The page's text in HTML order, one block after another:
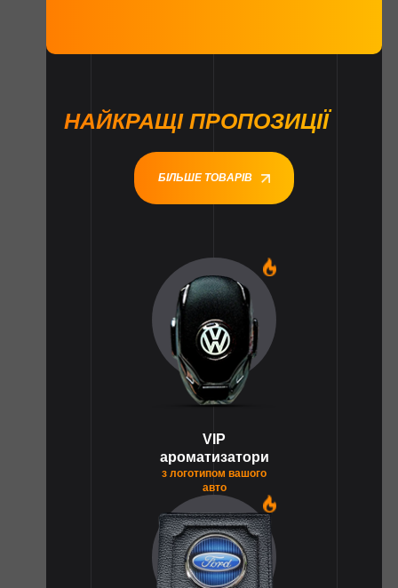
НАЙКРАЩІ ПРОПОЗИЦІЇ
БІЛЬШЕ ТОВАРІВ
VIP
ароматизатори
з логотипом вашого
авто